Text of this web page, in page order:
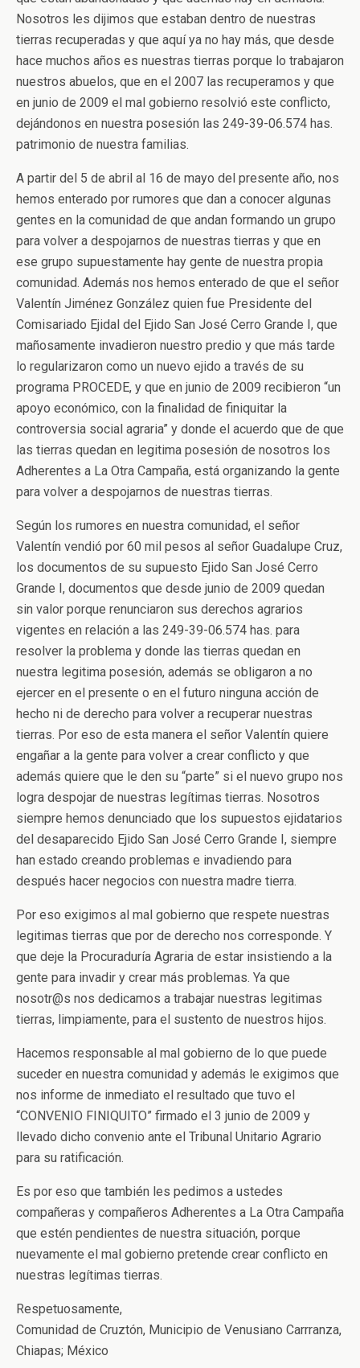
Nosotros les dijimos que estaban dentro de nuestras
tierras recuperadas y que aquí ya no hay más, que desde
hace muchos años es nuestras tierras porque lo trabajaron
nuestros abuelos, que en el 2007 las recuperamos y que
en junio de 2009 el mal gobierno resolvió este conflicto,
dejándonos en nuestra posesión las 249-39-06.574 has.
patrimonio de nuestra familias.
A partir del 5 de abril al 16 de mayo del presente año, nos
hemos enterado por rumores que dan a conocer algunas
gentes en la comunidad de que andan formando un grupo
para volver a despojarnos de nuestras tierras y que en
ese grupo supuestamente hay gente de nuestra propia
comunidad. Además nos hemos enterado de que el señor
Valentín Jiménez González quien fue Presidente del
Comisariado Ejidal del Ejido San José Cerro Grande I, que
mañosamente invadieron nuestro predio y que más tarde
lo regularizaron como un nuevo ejido a través de su
programa PROCEDE, y que en junio de 2009 recibieron “un
apoyo económico, con la finalidad de finiquitar la
controversia social agraria” y donde el acuerdo que de que
las tierras quedan en legitima posesión de nosotros los
Adherentes a La Otra Campaña, está organizando la gente
para volver a despojarnos de nuestras tierras.
Según los rumores en nuestra comunidad, el señor
Valentín vendió por 60 mil pesos al señor Guadalupe Cruz,
los documentos de su supuesto Ejido San José Cerro
Grande I, documentos que desde junio de 2009 quedan
sin valor porque renunciaron sus derechos agrarios
vigentes en relación a las 249-39-06.574 has. para
resolver la problema y donde las tierras quedan en
nuestra legitima posesión, además se obligaron a no
ejercer en el presente o en el futuro ninguna acción de
hecho ni de derecho para volver a recuperar nuestras
tierras. Por eso de esta manera el señor Valentín quiere
engañar a la gente para volver a crear conflicto y que
además quiere que le den su “parte” si el nuevo grupo nos
logra despojar de nuestras legítimas tierras. Nosotros
siempre hemos denunciado que los supuestos ejidatarios
del desaparecido Ejido San José Cerro Grande I, siempre
han estado creando problemas e invadiendo para
después hacer negocios con nuestra madre tierra.
Por eso exigimos al mal gobierno que respete nuestras
legitimas tierras que por de derecho nos corresponde. Y
que deje la Procuraduría Agraria de estar insistiendo a la
gente para invadir y crear más problemas. Ya que
nosotr@s nos dedicamos a trabajar nuestras legitimas
tierras, limpiamente, para el sustento de nuestros hijos.
Hacemos responsable al mal gobierno de lo que puede
suceder en nuestra comunidad y además le exigimos que
nos informe de inmediato el resultado que tuvo el
“CONVENIO FINIQUITO” firmado el 3 junio de 2009 y
llevado dicho convenio ante el Tribunal Unitario Agrario
para su ratificación.
Es por eso que también les pedimos a ustedes
compañeras y compañeros Adherentes a La Otra Campaña
que estén pendientes de nuestra situación, porque
nuevamente el mal gobierno pretende crear conflicto en
nuestras legítimas tierras.
Respetuosamente,
Comunidad de Cruztón, Municipio de Venusiano Carrranza,
Chiapas; México